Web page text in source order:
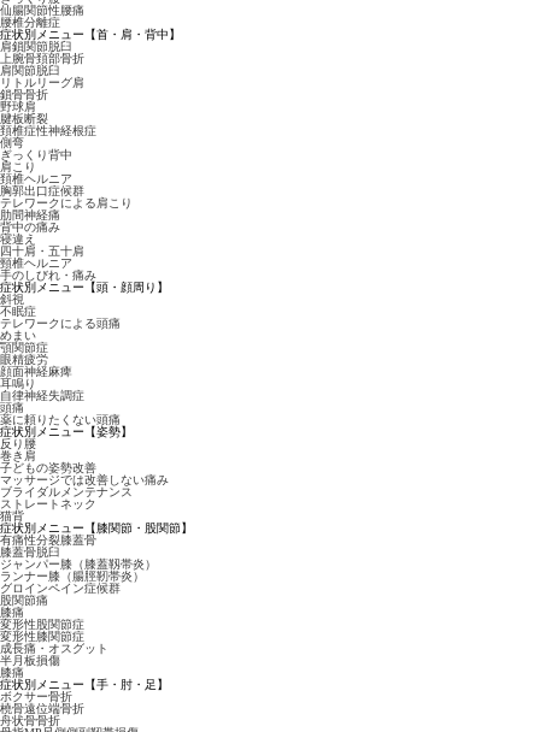
仙腸関節性腰痛
腰椎分離症
症状別メニュー 【首・肩・背中】
肩鎖関節脱臼
上腕骨頚部骨折
肩関節脱臼
リトルリーグ肩
鎖骨骨折
野球肩
腱板断裂
頚椎症性神経根症
側弯
ぎっくり背中
肩こり
頚椎ヘルニア
胸郭出口症候群
テレワークによる肩こり
肋間神経痛
背中の痛み
寝違え
四十肩・五十肩
頸椎ヘルニア
手のしびれ・痛み
症状別メニュー 【頭・顔周り】
斜視
不眠症
テレワークによる頭痛
めまい
顎関節症
眼精疲労
顔面神経麻痺
耳鳴り
自律神経失調症
頭痛
薬に頼りたくない頭痛
症状別メニュー 【姿勢】
反り腰
巻き肩
子どもの姿勢改善
マッサージでは改善しない痛み
ブライダルメンテナンス
ストレートネック
猫背
症状別メニュー 【膝関節・股関節】
有痛性分裂膝蓋骨
膝蓋骨脱臼
ジャンパー膝（膝蓋靱帯炎）
ランナー膝（腸脛靭帯炎）
グロインペイン症候群
股関節痛
膝痛
変形性股関節症
変形性膝関節症
成長痛・オスグット
半月板損傷
膝痛
症状別メニュー 【手・肘・足】
ボクサー骨折
橈骨遠位端骨折
舟状骨骨折